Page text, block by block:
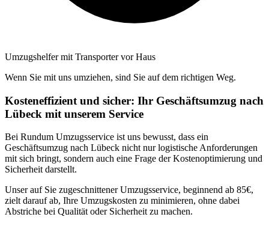
Umzugshelfer mit Transporter vor Haus
Wenn Sie mit uns umziehen, sind Sie auf dem richtigen Weg.
Kosteneffizient und sicher: Ihr Geschäftsumzug nach
Lübeck mit unserem Service
Bei Rundum Umzugsservice ist uns bewusst, dass ein
Geschäftsumzug nach Lübeck nicht nur logistische Anforderungen
mit sich bringt, sondern auch eine Frage der Kostenoptimierung und
Sicherheit darstellt.
Unser auf Sie zugeschnittener Umzugsservice, beginnend ab 85€,
zielt darauf ab, Ihre Umzugskosten zu minimieren, ohne dabei
Abstriche bei Qualität oder Sicherheit zu machen.